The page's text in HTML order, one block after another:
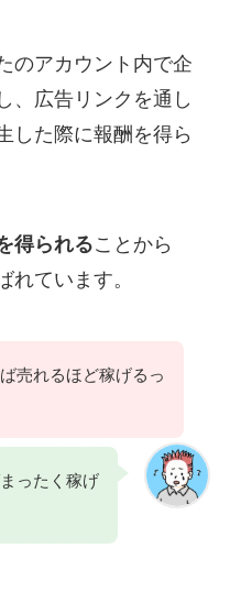
のアカウント内で企
、広告リンクを通し
した際に報酬を得ら
得られることから
れています。
売れるほど稼げるっ
ったく稼げ